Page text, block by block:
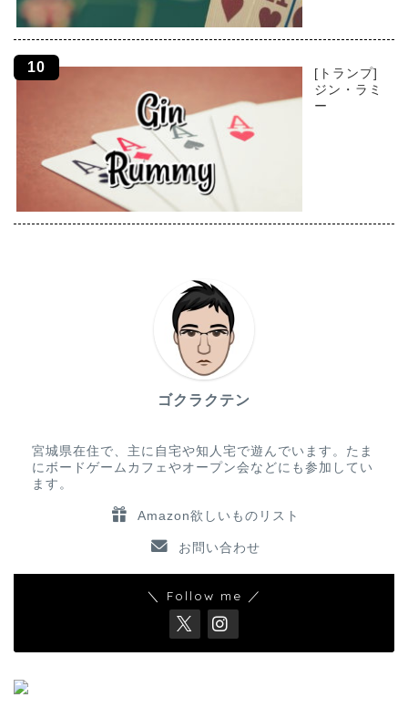
[トランプ]
ジン・ラミ
ー
ゴクラクテン
宮城県在住で、主に自宅や知人宅で遊んでいます。たま
にボードゲームカフェやオープン会などにも参加してい
ます。
Amazon欲しいものリスト
お問い合わせ
＼ Follow me ／